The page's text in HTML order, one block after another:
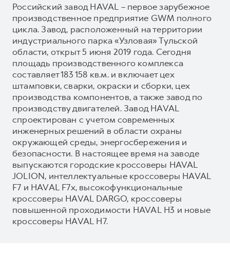
Российский завод HAVAL – первое зарубежное
производственное предприятие GWM полного
цикла. Завод, расположенный на территории
индустриального парка «Узловая» Тульской
области, открыт 5 июня 2019 года. Сегодня
площадь производственного комплекса
составляет 183 158 кв.м. и включает цех
штамповки, сварки, окраски и сборки, цех
производства компонентов, а также завод по
производству двигателей. Завод HAVAL
спроектирован с учетом современных
инженерных решений в области охраны
окружающей среды, энергосбережения и
безопасности. В настоящее время на заводе
выпускаются городские кроссоверы HAVAL
JOLION, интеллектуальные кроссоверы HAVAL
F7 и HAVAL F7x, высокофункциональные
кроссоверы HAVAL DARGO, кроссоверы
повышенной проходимости HAVAL H3 и новые
кроссоверы HAVAL H7.